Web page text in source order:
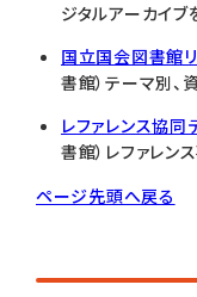
ジタルアーカイ
国立国会図書館リ
書館）テーマ別
レファレンス協同
書館）レファレン
ページ先頭へ戻る